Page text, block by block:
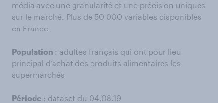
média avec une granularité et une précision uniques
sur le marché. Plus de 50 000 variables disponibles
en France
Population : adultes français qui ont pour lieu
principal d’achat des produits alimentaires les
supermarchés
Période : dataset du 04.08.19